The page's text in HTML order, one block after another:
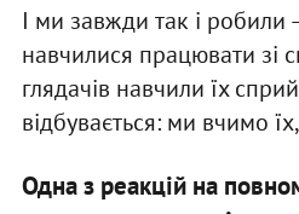
І ми завжди так і робили
навчилися працювати зі
глядачів навчили їх
відбувається: ми вчимо
Одна з реакцій на